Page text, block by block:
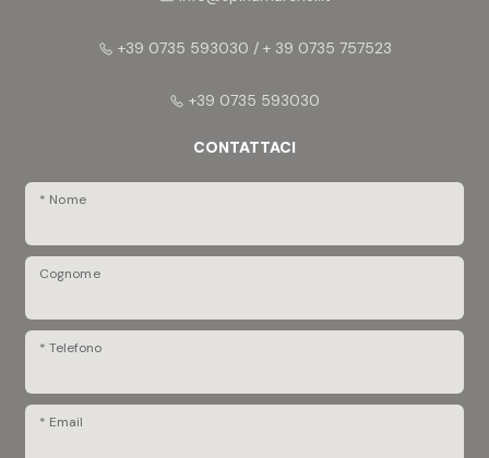
+39 0735 593030 / + 39 0735 757523
+39 0735 593030
CONTATTACI
* Nome
Cognome
* Telefono
* Email